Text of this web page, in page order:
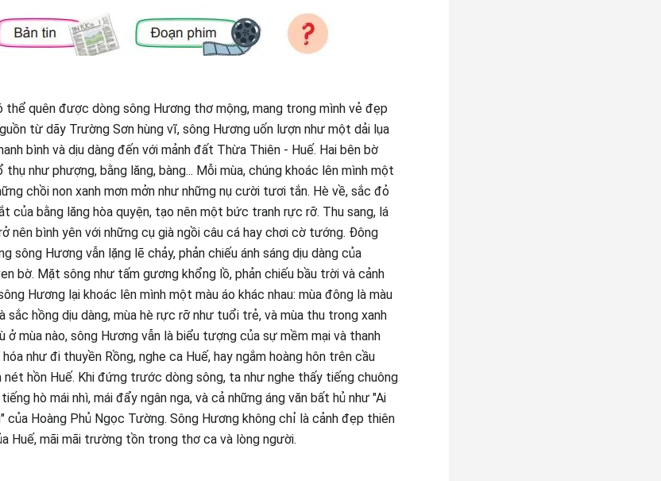
thể quên được dòng sông Hương thơ mộng, mang trong mình vẻ đẹp
từ dãy Trường Sơn hùng vĩ, sông Hương uốn lượn như một dải lụa
bình và dịu dàng đến với mảnh đất Thừa Thiên - Huế. Hai bên bờ
như phượng, bằng lăng, bàng... Mỗi mùa, chúng khoác lên mình một
chồi non xanh mơn mởn như những nụ cười tươi tắn. Hè về, sắc đỏ
của bằng lăng hòa quyện, tạo nên một bức tranh rực rỡ. Thu sang, lá
nên bình yên với những cụ già ngồi câu cá hay chơi cờ tướng. Đông
sông Hương vẫn lặng lẽ chảy, phản chiếu ánh sáng dịu dàng của
bờ. Mặt sông như tấm gương khổng lồ, phản chiếu bầu trời và cảnh
Hương lại khoác lên mình một màu áo khác nhau: mùa đông là màu
sắc hồng dịu dàng, mùa hè rực rỡ như tuổi trẻ, và mùa thu trong xanh
ở mùa nào, sông Hương vẫn là biểu tượng của sự mềm mại và thanh
như đi thuyền Rồng, nghe ca Huế, hay ngắm hoàng hôn trên cầu
nét hồn Huế. Khi đứng trước dòng sông, ta như nghe thấy tiếng chuông
hò mái nhì, mái đẩy ngân nga, và cả những áng văn bất hủ như "Ai
Hoàng Phủ Ngọc Tường. Sông Hương không chỉ là cảnh đẹp thiên
Huế, mãi mãi trường tồn trong thơ ca và lòng người.